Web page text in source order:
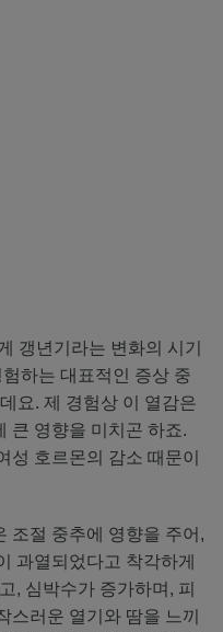
갱년기라는 변화의 시기
하는 대표적인 증상 중
요. 제 경험상 이 열감은
큰 영향을 미치곤 하죠.
성 호르몬의 감소 때문이
조절 중추에 영향을 주어,
과열되었다고 착각하게
, 심박수가 증가하며, 피
스러운 열기와 땀을 느끼